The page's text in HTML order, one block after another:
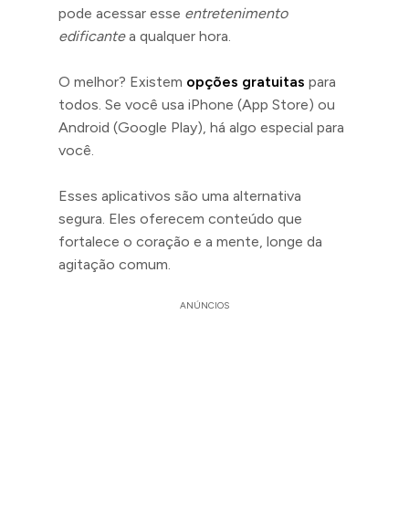
pode acessar esse entretenimento
edificantea qualquer hora.
O melhor? Existem opções gratuitas para
todos. Se você usa iPhone (App Store) ou
Android (Google Play), há algo especial para
você.
Esses aplicativos são uma alternativa
segura. Eles oferecem conteúdo que
fortalece o coração e a mente, longe da
agitação comum.
ANÚNCIOS